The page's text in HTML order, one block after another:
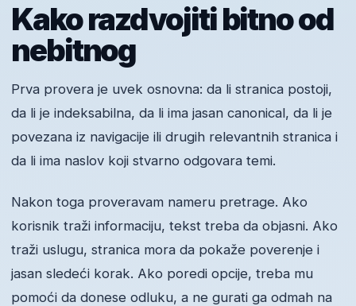
Kako razdvojiti bitno od
nebitnog
Prva provera je uvek osnovna: da li stranica postoji,
da li je indeksabilna, da li ima jasan canonical, da li je
povezana iz navigacije ili drugih relevantnih stranica i
da li ima naslov koji stvarno odgovara temi.
Nakon toga proveravam nameru pretrage. Ako
korisnik traži informaciju, tekst treba da objasni. Ako
traži uslugu, stranica mora da pokaže poverenje i
jasan sledeći korak. Ako poredi opcije, treba mu
pomoći da donese odluku, a ne gurati ga odmah na